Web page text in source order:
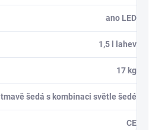
ano LED
1,5 l lahev
17 kg
tmavě šedá s kombinaci světle šedé
CE